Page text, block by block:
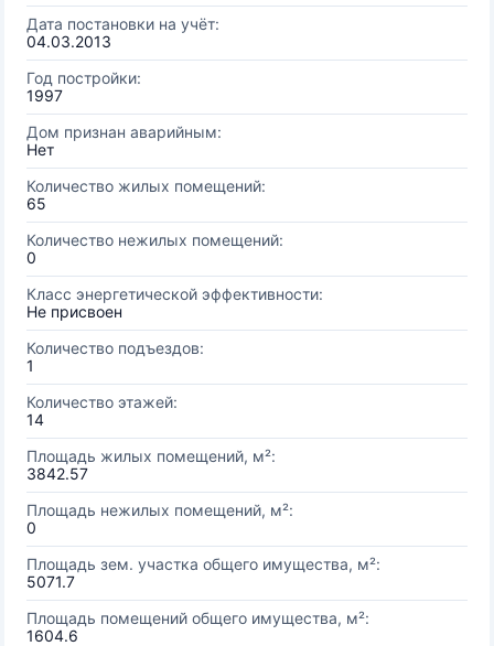
Дата постановки на учёт:
04.03.2013
Год постройки:
1997
Дом признан аварийным:
Нет
Количество жилых помещений:
65
Количество нежилых помещений:
0
Класс энергетической эффективности:
Не присвоен
Количество подъездов:
1
Количество этажей:
14
Площадь жилых помещений, м²:
3842.57
Площадь нежилых помещений, м²:
0
Площадь зем. участка общего имущества, м²:
5071.7
Площадь помещений общего имущества, м²:
1604.6